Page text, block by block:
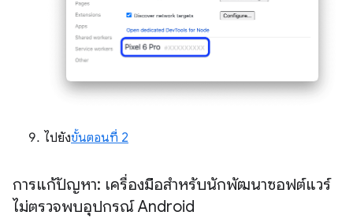
ไปยังขั้นตอนที่ 2
การแก้ปัญหา: เครื่องมือสำหรับนักพัฒนาซอฟต์แวร์
ไม่ตรวจพบอุปกรณ์ Android